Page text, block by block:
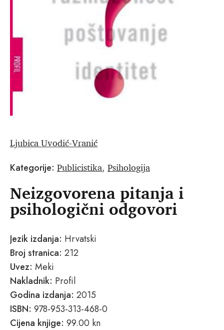
Ljubica Uvodić-Vranić
Kategorije: Publicistika, Psihologija
Neizgovorena pitanja i
psihologični odgovori
Jezik izdanja: Hrvatski
Broj stranica: 212
Uvez: Meki
Nakladnik: Profil
Godina izdanja: 2015
ISBN: 978-953-313-468-0
Cijena knjige: 99.00 kn